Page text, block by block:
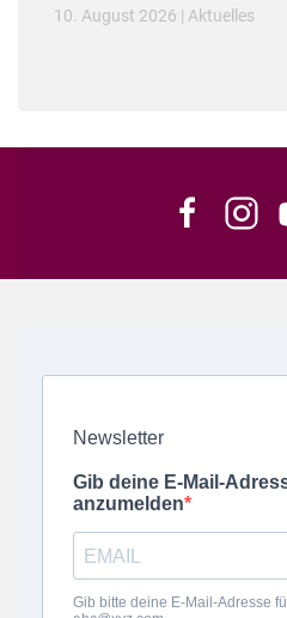
10. August 2026 | Aktuelles